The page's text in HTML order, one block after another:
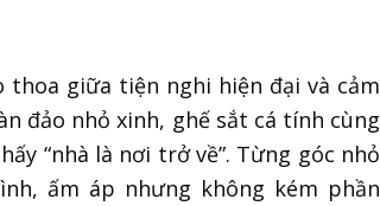
thoa giữa tiện nghi hiện đại và cảm
đảo nhỏ xinh, ghế sắt cá tính cùng
“nhà là nơi trở về”. Từng góc nhỏ
ấm áp nhưng không kém phần